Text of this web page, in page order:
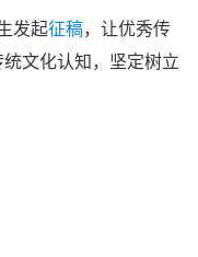
发起征稿，让优秀传
文化认知，坚定树立